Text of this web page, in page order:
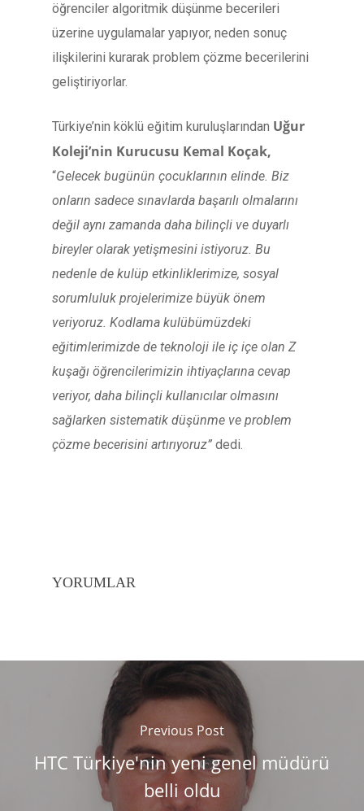
öğrenciler algoritmik düşünme becerileri
üzerine uygulamalar yapıyor, neden sonuç
ilişkilerini kurarak problem çözme becerilerini
geliştiriyorlar.
Türkiye’nin köklü eğitim kuruluşlarından Uğur
Koleji’nin Kurucusu Kemal Koçak,
“Gelecek bugünün çocuklarının elinde. Biz
onların sadece sınavlarda başarılı olmalarını
değil aynı zamanda daha bilinçli ve duyarlı
bireyler olarak yetişmesini istiyoruz. Bu
nedenle de kulüp etkinliklerimize, sosyal
sorumluluk projelerimize büyük önem
veriyoruz. Kodlama kulübümüzdeki
eğitimlerimizde de teknoloji ile iç içe olan Z
kuşağı öğrencilerimizin ihtiyaçlarına cevap
veriyor, daha bilinçli kullanıcılar olmasını
sağlarken sistematik düşünme ve problem
çözme becerisini artırıyoruz” dedi.
YORUMLAR
Previous Post
HTC Türkiye'nin yeni genel müdürü
belli oldu